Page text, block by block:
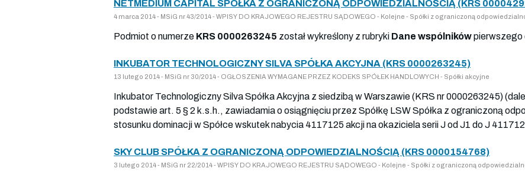
NETMEDIUM CAPITAL SPÓŁKA Z OGRANICZONĄ ODPOWIEDZIALNOŚCIĄ (KRS
4 marca 2014 - MSiG nr 43/2014 - WPISY DO KRAJOWEGO REJESTRU SĄDOWEGO - Kolejne - Spółki z ograniczoną
Podmiot o numerze KRS 0000263245 został wykreślony z rubryki Dane wspólnikówpierwszego
INKUBATOR TECHNOLOGICZNY SILVA SPÓŁKA AKCYJNA (KRS 0000263245)
13 lutego 2014 - MSiG nr 30/2014 - OGŁOSZENIA WYMAGANE PRZEZ KODEKS SPÓŁEK HANDLOWYCH - Spółki akcyjne
Inkubator Technologiczny Silva Spółka Akcyjna z siedzibą w Warszawie (KRS nr 0000263245)
podstawie art. 5 § 2 k.s.h., zawiadamia o osiągnięciu przez Spółkę LSW Spółka z ograniczoną
stosunku dominacji w Spółce wskutek nabycia 4117125 akcji na okaziciela serii J od J1 do J
SKY CLUB SPÓŁKA Z OGRANICZONĄ ODPOWIEDZIALNOŚCIĄ (KRS 0000154768)
3 lutego 2014 - MSiG nr 22/2014 - WPISY DO KRAJOWEGO REJESTRU SĄDOWEGO - Kolejne - Spółki z ograniczoną